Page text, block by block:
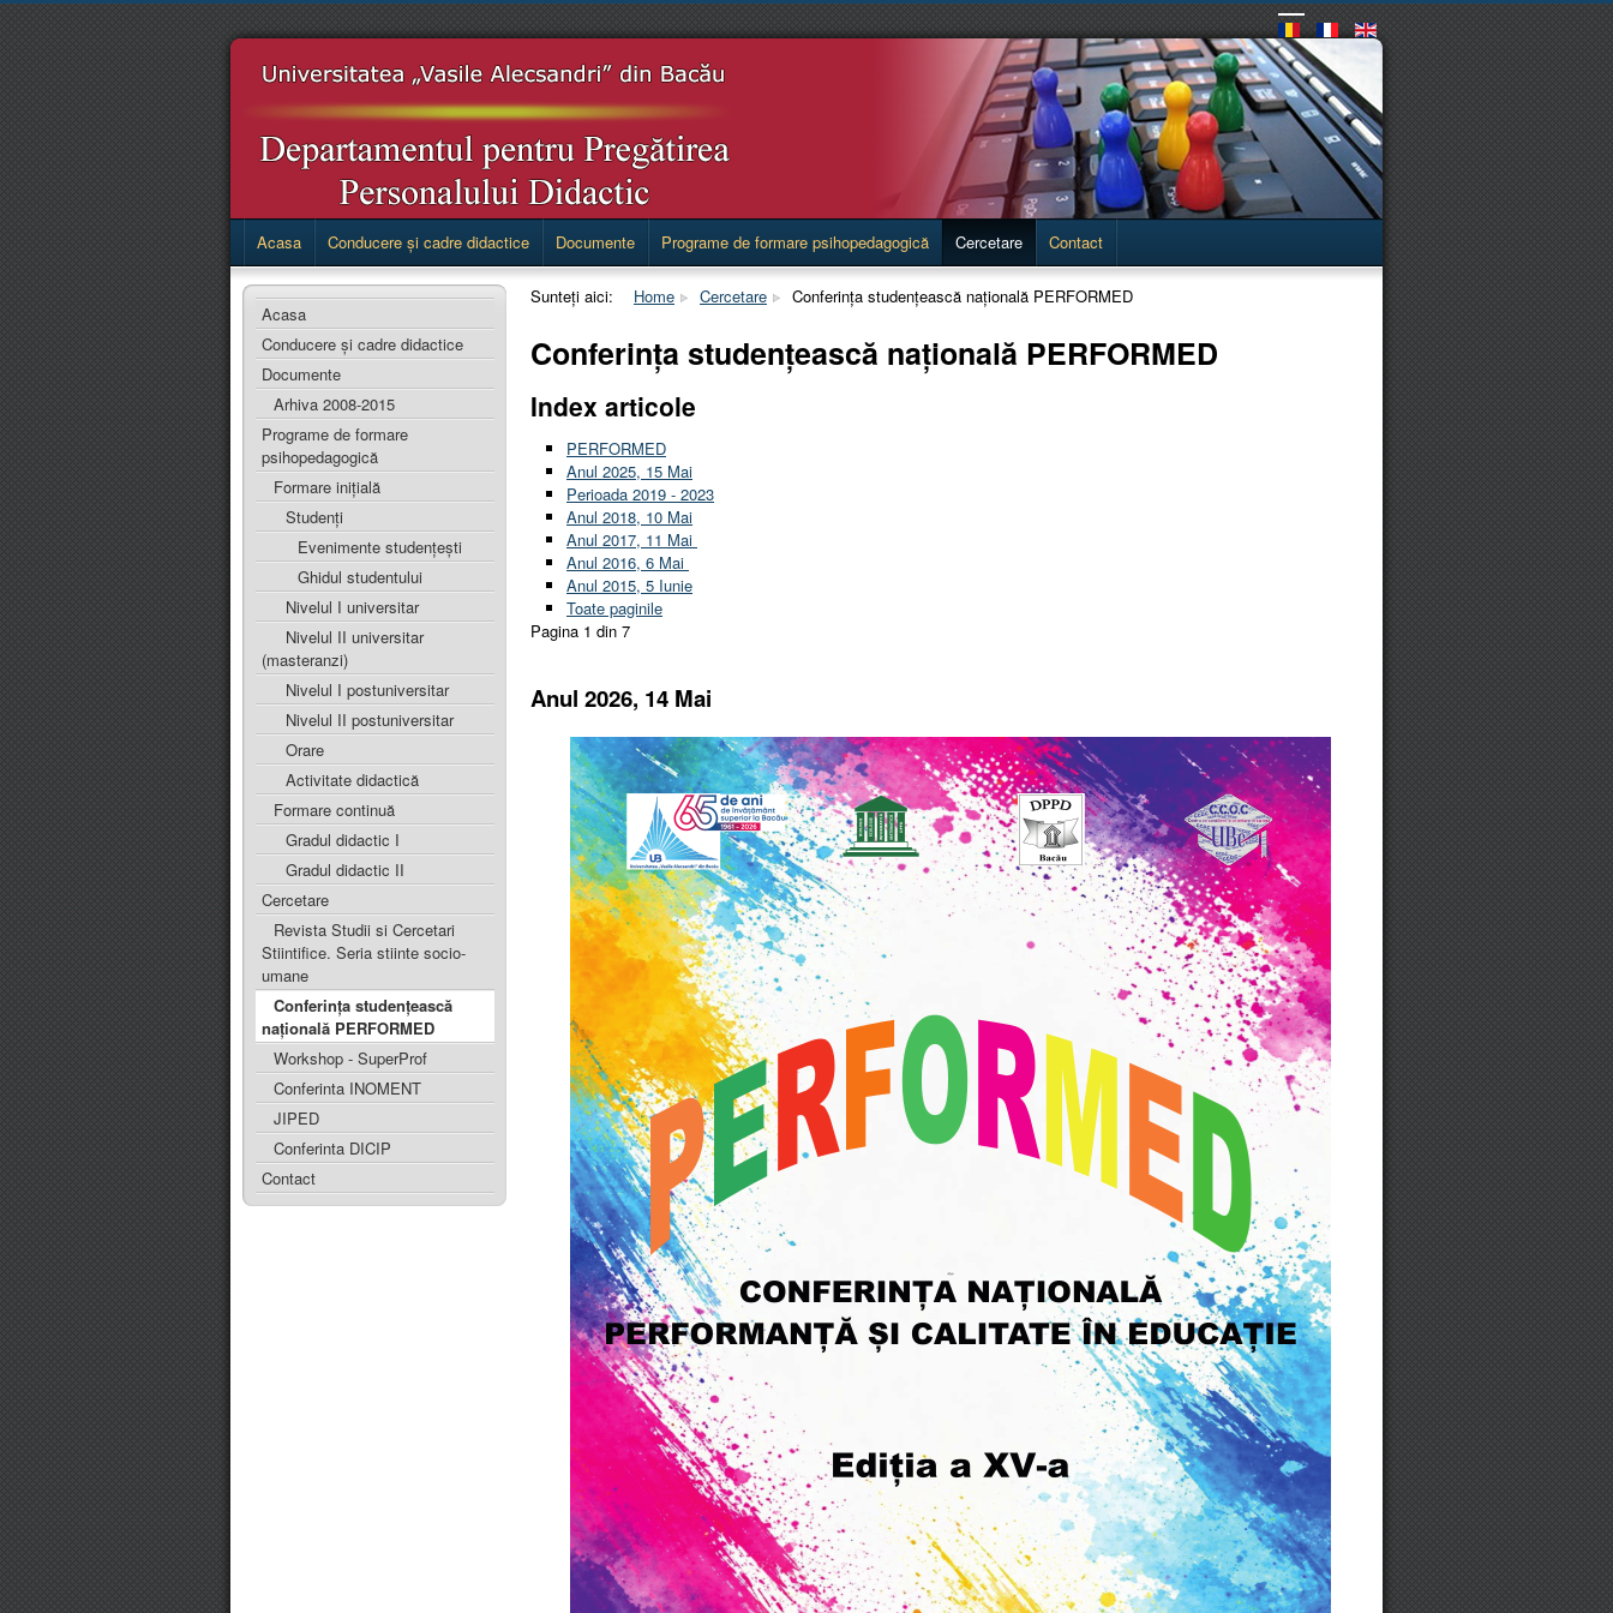
Acasa Conducere și cadre didactice Documente Programe de formare psihopedagogică Cercetare Contact
Acasa
Conducere și cadre didactice
Documente
Arhiva 2008-2015
Programe de formare
psihopedagogică
Formare inițială
Studenți
Evenimente studențești
Ghidul studentului
Nivelul I universitar
Nivelul II universitar
(masteranzi)
Nivelul I postuniversitar
Nivelul II postuniversitar
Orare
Activitate didactică
Formare continuă
Gradul didactic I
Gradul didactic II
Cercetare
Revista Studii si Cercetari
Stiintifice. Seria stiinte socio-
umane
Conferința studențească
națională PERFORMED
Workshop - SuperProf
Conferinta INOMENT
JIPED
Conferinta DICIP
Contact
Sunteți aici: Home Cercetare Conferința studențească națională PERFORMED
Conferința studențească națională PERFORMED
Index articole
PERFORMED
Anul 2025, 15 Mai
Perioada 2019 - 2023
Anul 2018, 10 Mai
Anul 2017, 11 Mai
Anul 2016, 6 Mai
Anul 2015, 5 Iunie
Toate paginile
Pagina 1 din 7
Anul 2026, 14 Mai